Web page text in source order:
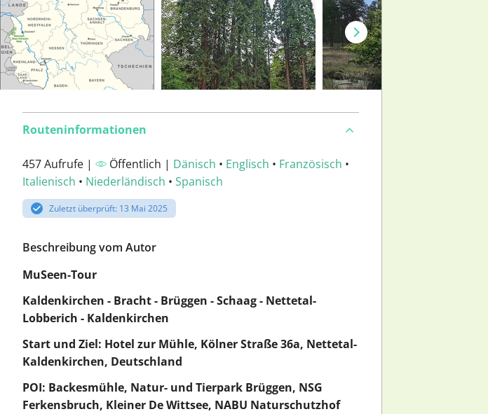
Routeninformationen
457 Aufrufe | Öffentlich | Dänisch • Englisch • Französisch •
Italienisch • Niederländisch • Spanisch
Zuletzt überprüft: 13 Mai 2025
Beschreibung vom Autor
MuSeen-Tour
Kaldenkirchen - Bracht - Brüggen - Schaag - Nettetal-
Lobberich - Kaldenkirchen
Start und Ziel: Hotel zur Mühle, Kölner Straße 36a, Nettetal-
Kaldenkirchen, Deutschland
POI: Backesmühle, Natur- und Tierpark Brüggen, NSG
Ferkensbruch, Kleiner De Wittsee, NABU Naturschutzhof